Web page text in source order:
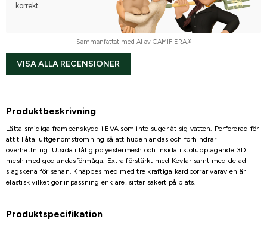
korrekt.
Sammanfattat med AI av GAMIFIERA.®
VISA ALLA RECENSIONER
Produktbeskrivning
Lätta smidiga frambenskydd i EVA som inte suger åt sig vatten. Perforerad för
att tillåta luftgenomströmning så att huden andas och förhindrar
överhettning. Utsida i tålig polyestermesh och insida i stötupptagande 3D
mesh med god andasförmåga. Extra förstärkt med Kevlar samt med delad
slagskena för senan. Knäppes med med tre kraftiga kardborrar varav en är
elastisk vilket gör inpassning enklare, sitter säkert på plats.
Produktspecifikation